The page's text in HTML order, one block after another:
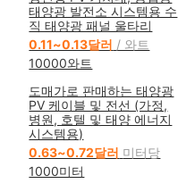
태양광 발전소 시스템용 수
직 태양광 패널 울타리
0.11~0.13달러 / 와트
10000와트
도매가로 판매하는 태양광
PV 케이블 및 전선 (가정,
병원, 호텔 및 태양 에너지
시스템용)
0.63~0.72달러 미터당
1000미터